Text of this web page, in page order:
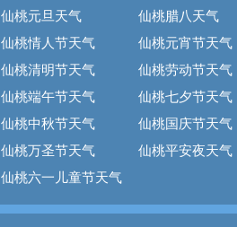
仙桃元旦天气
仙桃腊八天气
仙桃情人节天气
仙桃元宵节天气
仙桃清明节天气
仙桃劳动节天气
仙桃端午节天气
仙桃七夕节天气
仙桃中秋节天气
仙桃国庆节天气
仙桃万圣节天气
仙桃平安夜天气
仙桃六一儿童节天气